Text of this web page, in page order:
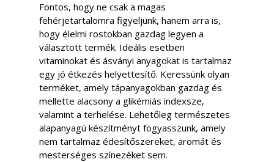
Fontos, hogy ne csak a magas
fehérjetartalomra figyeljünk, hanem arra is,
hogy élelmi rostokban gazdag legyen a
választott termék. Ideális esetben
vitaminokat és ásványi anyagokat is tartalmaz
egy jó étkezés helyettesítő. Keressünk olyan
terméket, amely tápanyagokban gazdag és
mellette alacsony a glikémiás indexsze,
valamint a terhelése. Lehetőleg természetes
alapanyagú készítményt fogyasszunk, amely
nem tartalmaz édesítőszereket, aromát és
mesterséges színezéket sem.